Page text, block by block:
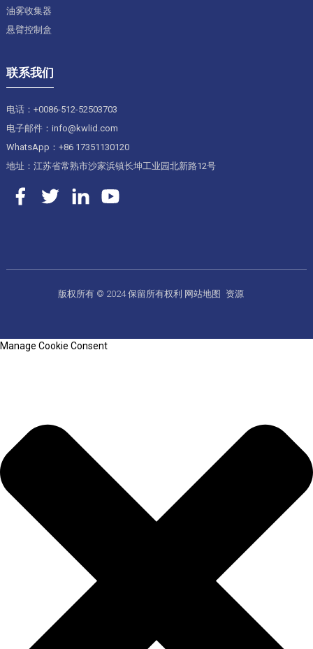
油雾收集器
悬臂控制盒
联系我们
电话：+0086-512-52503703
电子邮件：info@kwlid.com
WhatsApp：+86 17351130120
地址：江苏省常熟市沙家浜镇长坤工业园北新路12号
版权所有 © 2024 保留所有权利 网站地图 资源
Manage Cookie Consent